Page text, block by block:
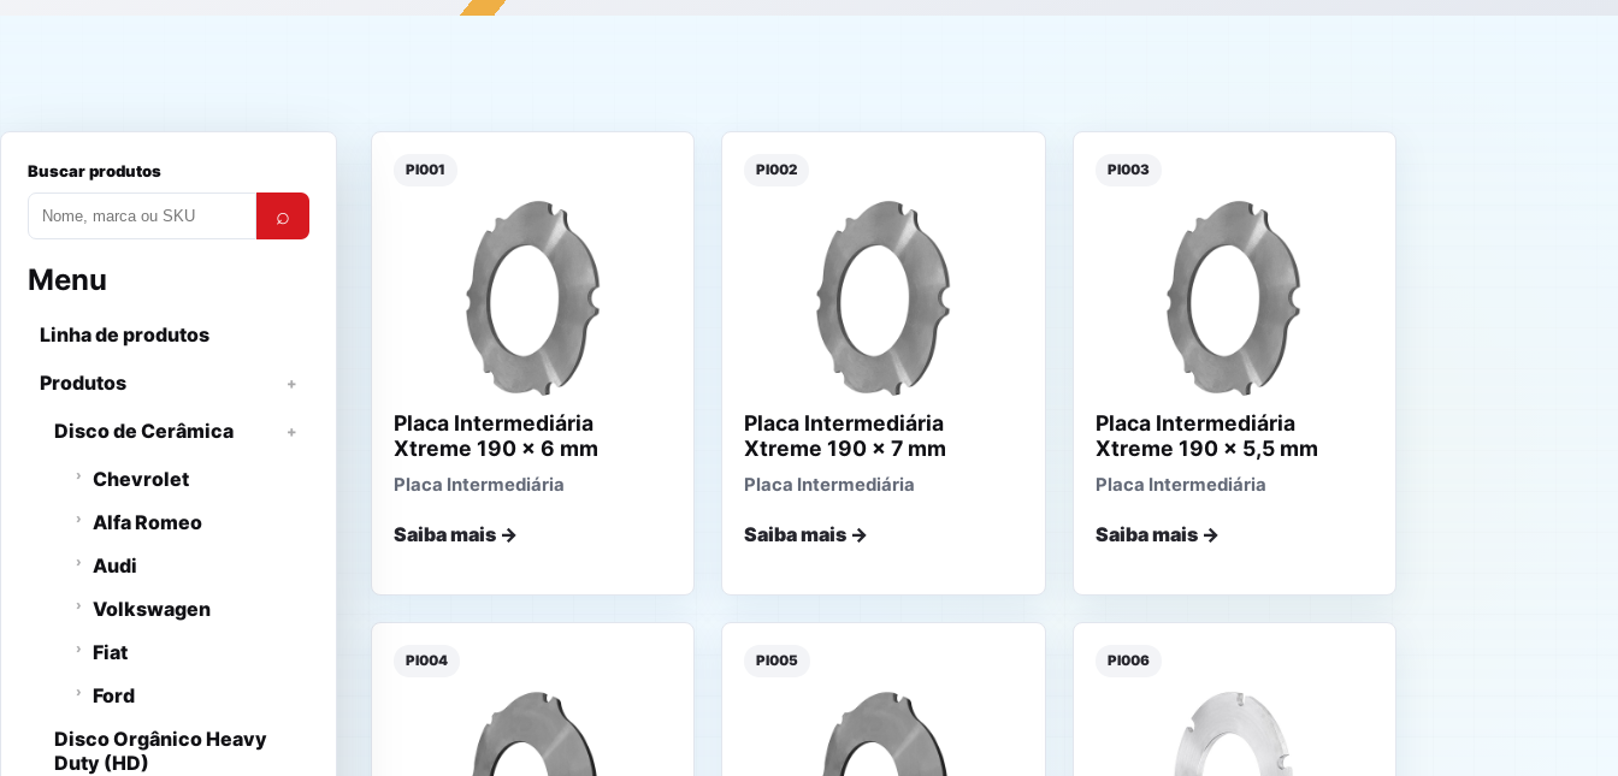
Buscar produtos
⌕
Menu
Linha de produtos
Produtos
Disco de Cerâmica
Chevrolet
Alfa Romeo
Audi
Volkswagen
Fiat
Ford
Disco Orgânico Heavy
Duty (HD)
PI001
Placa Intermediária
Xtreme 190 x 6 mm
Placa Intermediária
Saiba mais →
PI002
Placa Intermediária
Xtreme 190 x 7 mm
Placa Intermediária
Saiba mais →
PI003
Placa Intermediária
Xtreme 190 x 5,5 mm
Placa Intermediária
Saiba mais →
PI004 PI005 PI006